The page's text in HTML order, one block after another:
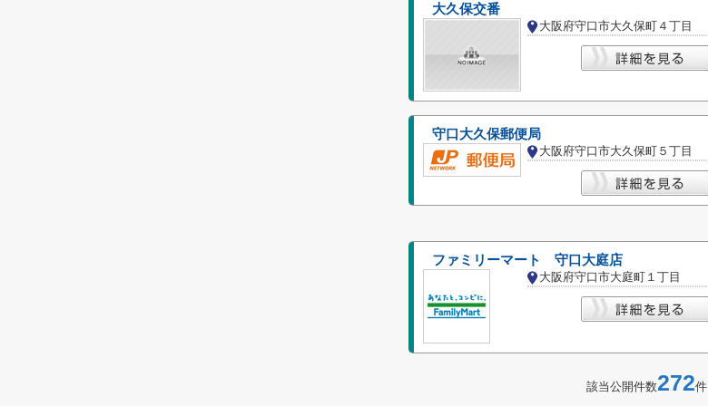
大久保交番
大阪府守口市大久保町４丁目
守口大久保郵便局
大阪府守口市大久保町５丁目
ファミリーマート 守口大庭店
大阪府守口市大庭町１丁目
該当公開件数272件